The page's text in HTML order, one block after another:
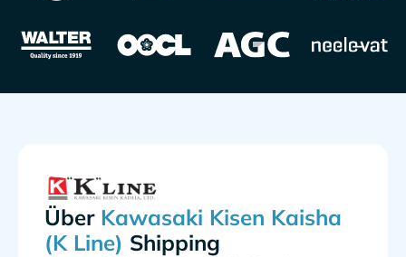
Über
Shipping